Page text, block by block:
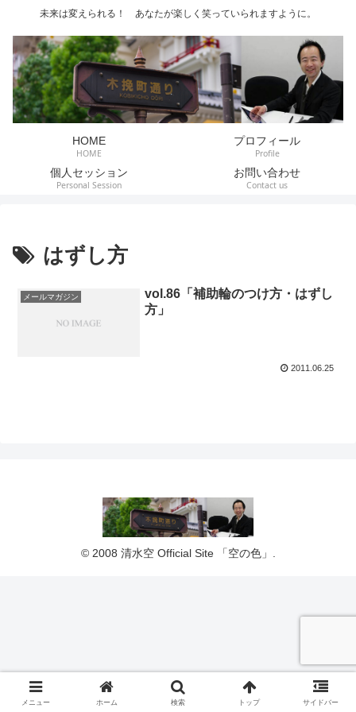
未来は変えられる！ あなたが楽しく笑っていられますように。
HOME
HOME
プロフィール
Profile
個人セッション
Personal Session
お問い合わせ
Contact us
はずし方
メールマガジン
vol.86「補助輪のつけ方・はずし
方」
2011.06.25
© 2008 清水空 Official Site 「空の色」.
メニュー ホーム 検索 トップ サイドバー